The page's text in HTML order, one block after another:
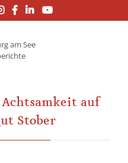
am See
auf
Stober